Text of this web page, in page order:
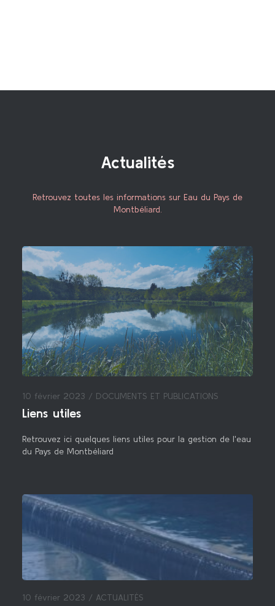
Actualités
Retrouvez toutes les informations sur Eau du Pays de
Montbéliard.
10 février 2023 / DOCUMENTS ET PUBLICATIONS
Liens utiles
Retrouvez ici quelques liens utiles pour la gestion de l'eau
du Pays de Montbéliard
10 février 2023 / ACTUALITÉS